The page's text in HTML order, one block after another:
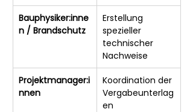
Bauphysiker:inne
n / Brandschutz
Erstellung
spezieller
technischer
Nachweise
Projektmanager:i
nnen
Koordination der
Vergabeunterlag
en